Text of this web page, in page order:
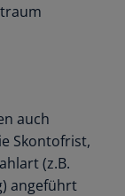
auch
Skontofrist,
(z.B.
angeführt